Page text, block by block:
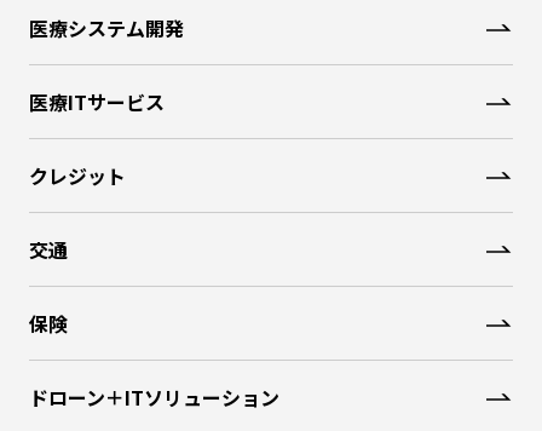
医療システム開発
医療ITサービス
クレジット
交通
保険
ドローン＋ITソリューション